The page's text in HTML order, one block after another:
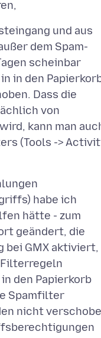
und aus
dem Spam-
scheinbar
in den
Dass die
von
kann man
(Tools ->
habe ich
hätte - zum
geändert, die
GMX aktiviert,
den Papierkorb
Spamfilter
nicht